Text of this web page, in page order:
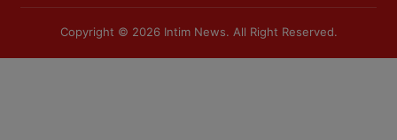
Copyright © 2026 Intim News. All Right Reserved.